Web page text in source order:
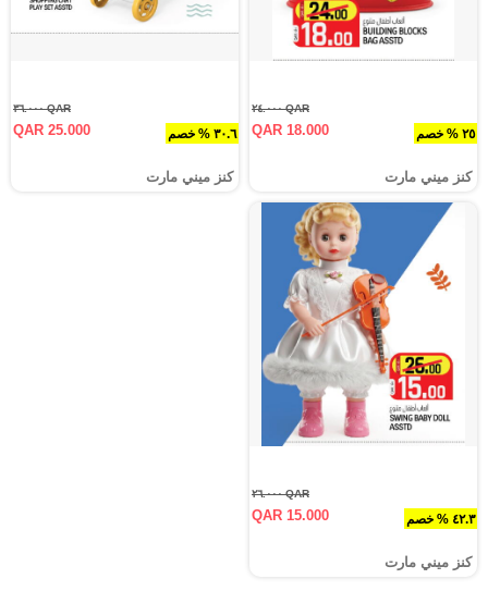
٢٥ % خصم
QAR ٢٤.٠٠٠
QAR 18.000
كنز ميني مارت
٣٠.٦ % خصم
QAR ٣٦.٠٠٠
QAR 25.000
كنز ميني مارت
٤٢.٣ % خصم
QAR ٢٦.٠٠٠
QAR 15.000
كنز ميني مارت